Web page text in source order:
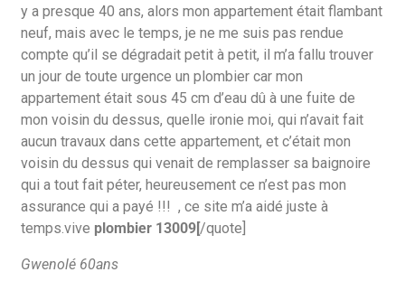
y a presque 40 ans, alors mon appartement était flambant
neuf, mais avec le temps, je ne me suis pas rendue
compte qu’il se dégradait petit à petit, il m’a fallu trouver
un jour de toute urgence un plombier car mon
appartement était sous 45 cm d’eau dû à une fuite de
mon voisin du dessus, quelle ironie moi, qui n’avait fait
aucun travaux dans cette appartement, et c’était mon
voisin du dessus qui venait de remplasser sa baignoire
qui a tout fait péter, heureusement ce n’est pas mon
assurance qui a payé !!! , ce site m’a aidé juste à
temps.vive plombier 13009[/quote]
Gwenolé 60ans